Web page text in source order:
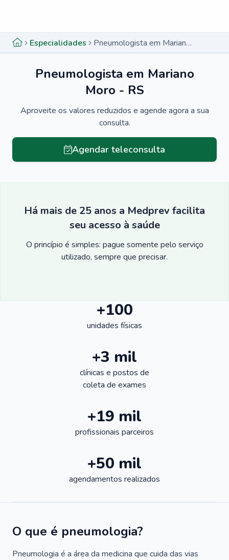
Especialidades Pneumologista em Mariano Moro - RS
Pneumologista em Mariano
Moro - RS
Aproveite os valores reduzidos e agende agora a sua
consulta.
Agendar teleconsulta
Há mais de 25 anos a Medprev facilita
seu acesso à saúde
O princípio é simples: pague somente pelo serviço
utilizado, sempre que precisar.
+100
unidades físicas
+3 mil
clínicas e postos de
coleta de exames
+19 mil
profissionais parceiros
+50 mil
agendamentos realizados
O que é pneumologia?
Pneumologia é a área da medicina que cuida das vias